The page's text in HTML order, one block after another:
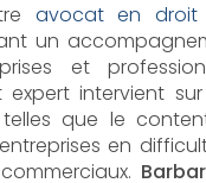
avocat en droit
un
et
intervient
que le
en